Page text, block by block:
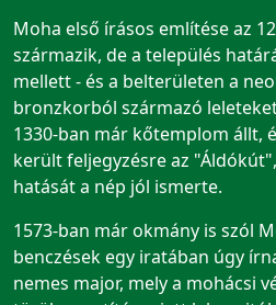
Moha első írásos említése az
származik, de a település
mellett - és a belterületen a
bronzkorból származó
1330-ban már kőtemplom állt,
került feljegyzésre az
hatását a nép jól ismerte.
1573-ban már okmány is szól
benczések egy iratában úgy
nemes major, mely a mohácsi